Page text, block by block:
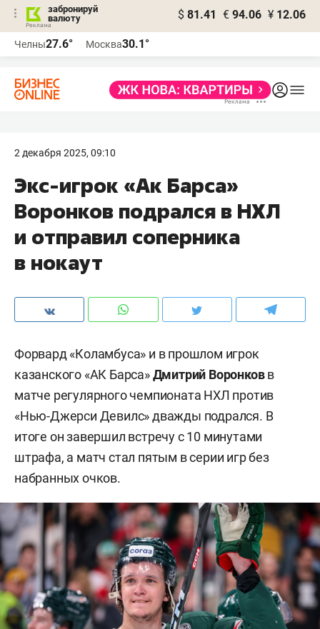
забронируй
валюту
$ 81.41 € 94.06 ¥ 12.06
Челны27.6° Москва30.1°
2 декабря 2025, 09:10
Экс-игрок «Ак Барса»
Воронков подрался в НХЛ
и отправил соперника
в нокаут
Форвард «Коламбуса» и в прошлом игрок
казанского «АК Барса»Дмитрий Воронковв
матче регулярного чемпионата НХЛ против
«Нью-Джерси Девилс» дважды подрался. В
итоге он завершил встречу с 10 минутами
штрафа, а матч стал пятым в серии игр без
набранных очков.